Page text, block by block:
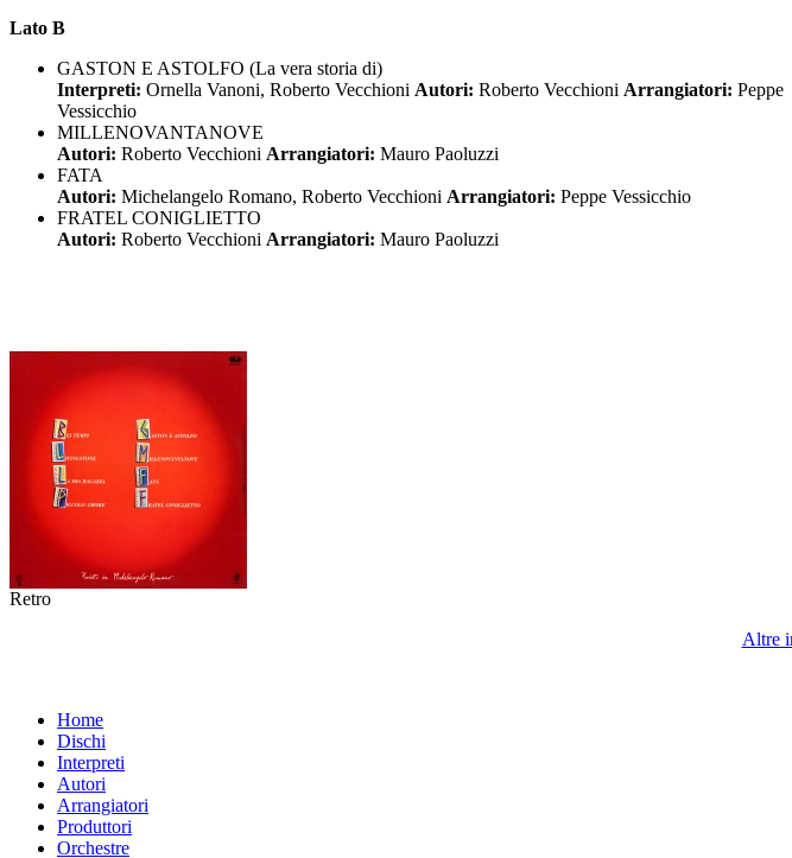
Lato B
GASTON E ASTOLFO (La vera storia di)
Interpreti: Ornella Vanoni, Roberto Vecchioni Autori: Roberto Vecchioni Arrangiatori: Peppe
Vessicchio
MILLENOVANTANOVE
Autori: Roberto Vecchioni Arrangiatori: Mauro Paoluzzi
FATA
Autori: Michelangelo Romano, Roberto Vecchioni Arrangiatori: Peppe Vessicchio
FRATEL CONIGLIETTO
Autori: Roberto Vecchioni Arrangiatori: Mauro Paoluzzi
Retro
Altre
Home
Dischi
Interpreti
Autori
Arrangiatori
Produttori
Orchestre